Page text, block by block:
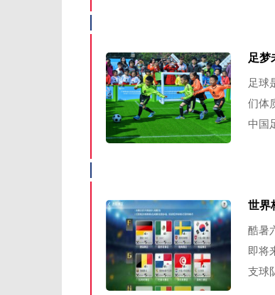
足梦
足球
们体
中国
世界
酷暑
即将
支球